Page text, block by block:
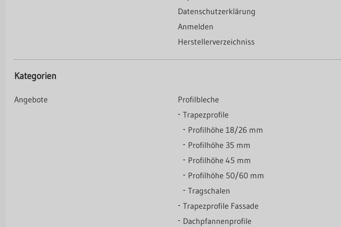
Datenschutzerklärung
Anmelden
Herstellerverzeichniss
Kategorien
Angebote
Profilbleche
Trapezprofile
Profilhöhe 18/26 mm
Profilhöhe 35 mm
Profilhöhe 45 mm
Profilhöhe 50/60 mm
Tragschalen
Trapezprofile Fassade
Dachpfannenprofile